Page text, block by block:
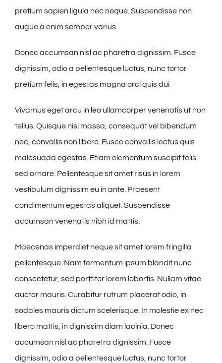
pretium sapien ligula nec neque. Suspendisse non
augue a enim semper varius.
Donec accumsan nisl ac pharetra dignissim. Fusce
dignissim, odio a pellentesque luctus, nunc tortor
pretium felis, in egestas magna orci quis dui
Vivamus eget arcu in leo ullamcorper venenatis ut non
tellus. Quisque nisi massa, consequat vel bibendum
nec, convallis non libero. Fusce convallis lectus quis
malesuada egestas. Etiam elementum suscipit felis
sed ornare. Pellentesque sit amet risus in lorem
vestibulum dignissim eu in ante. Praesent
condimentum egestas aliquet. Suspendisse
accumsan venenatis nibh id mattis.
Maecenas imperdiet neque sit amet lorem fringilla
pellentesque. Nam fermentum ipsum blandit nunc
consectetur, sed porttitor lorem lobortis. Nullam vitae
auctor mauris. Curabitur rutrum placerat odio, in
sodales mauris dictum scelerisque. In molestie ex nec
libero mattis, in dignissim diam lacinia. Donec
accumsan nisl ac pharetra dignissim. Fusce
dignissim, odio a pellentesque luctus, nunc tortor